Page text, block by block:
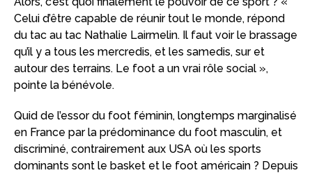
Celui d’être capable de réunir tout le monde, répond
du tac au tac Nathalie Lairmelin. Il faut voir le brassage
qu’il y a tous les mercredis, et les samedis, sur et
autour des terrains. Le foot a un vrai rôle social »,
pointe la bénévole.
Quid de l’essor du foot féminin, longtemps marginalisé
en France par la prédominance du foot masculin, et
discriminé, contrairement aux USA où les sports
dominants sont le basket et le foot américain ? Depuis